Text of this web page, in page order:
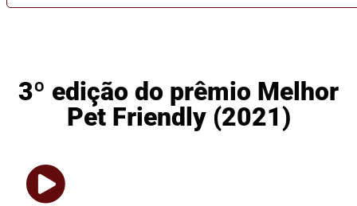
3º edição do prêmio Melhor
Pet Friendly (2021)